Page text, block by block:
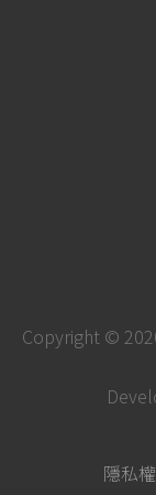
Copyright ©
隱私